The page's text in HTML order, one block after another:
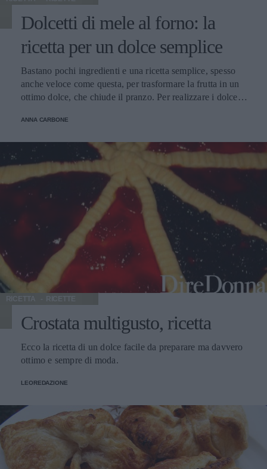
Dolcetti di mele al forno: la
ricetta per un dolce semplice
Bastano pochi ingredienti e una ricetta semplice, spesso
anche veloce come questa, per trasformare la frutta in un
ottimo dolce, che chiude il pranzo. Per realizzare i dolcetti
zucchero, uova e succo di limone. Il sapore vi sorprenderà
ANNA CARBONE
RICETTA
Crostata multigusto, ricetta
Ecco la ricetta di un dolce facile da preparare ma davvero
ottimo e sempre di moda.
LEOREDAZIONE